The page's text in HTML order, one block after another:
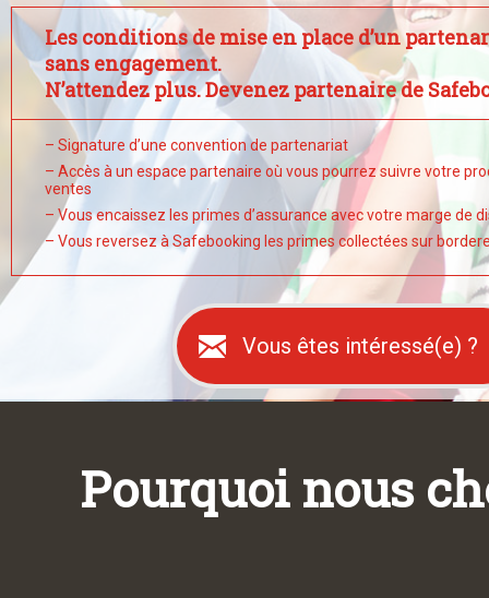
Les conditions de mise en place d’un
sans engagement.
N’attendez plus. Devenez partenaire de
– Signature d’une convention de partenariat
– Accès à un espace partenaire où vous pourrez suivre votre
ventes
– Vous encaissez les primes d’assurance avec votre marge de
– Vous reversez à Safebooking les primes collectées sur
Vous êtes intéressé(e) ?
Pourquoi nous